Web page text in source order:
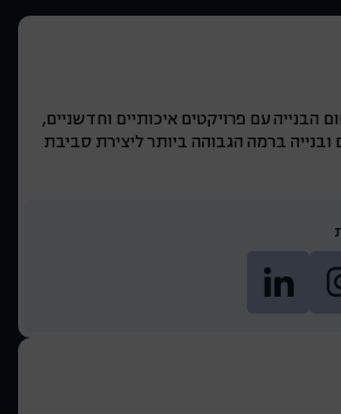
הבנייה עם פרויקטים איכותיים וחדשניים,
ברמה הגבוהה ביותר ליצירת סביבת